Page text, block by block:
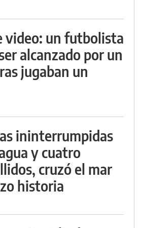
video: un futbolista
alcanzado por un
jugaban un
ininterrumpidas
y cuatro
cruzó el mar
historia